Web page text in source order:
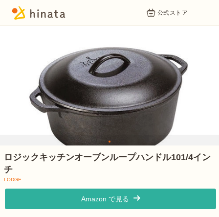
公式ストア
1
ロジックキッチンオーブンループハンドル101/4イン
チ
LODGE
Amazon で見る